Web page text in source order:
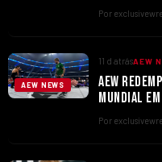
Por
AEW NEWS
11 d atrásAEW
AEW
MUNDIAL
Por